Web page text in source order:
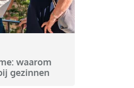
waarom
gezinnen